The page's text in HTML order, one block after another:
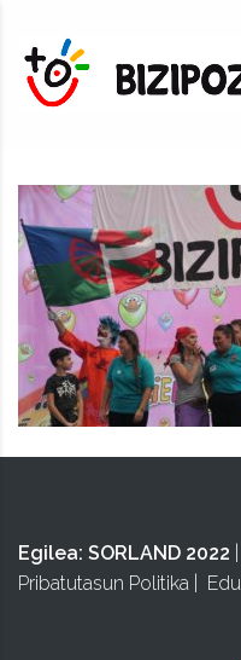
Egilea: SORLAND 2022
Pribatutasun Politika